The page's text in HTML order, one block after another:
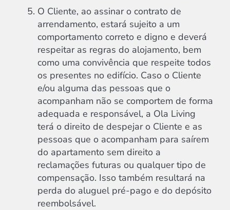
O Cliente, ao assinar o contrato de
arrendamento, estará sujeito a um
comportamento correto e digno e deverá
respeitar as regras do alojamento, bem
como uma convivência que respeite todos
os presentes no edifício. Caso o Cliente
e/ou alguma das pessoas que o
acompanham não se comportem de forma
adequada e responsável, a Ola Living
terá o direito de despejar o Cliente e as
pessoas que o acompanham para saírem
do apartamento sem direito a
reclamações futuras ou qualquer tipo de
compensação. Isso também resultará na
perda do aluguel pré-pago e do depósito
reembolsável.